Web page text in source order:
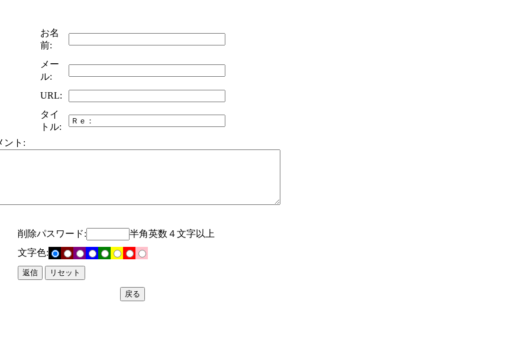
お名
前:
メー
ル:
URL:
タイ
トル:
ント:
削除パスワード:
半角英数４文字以上
文字色: